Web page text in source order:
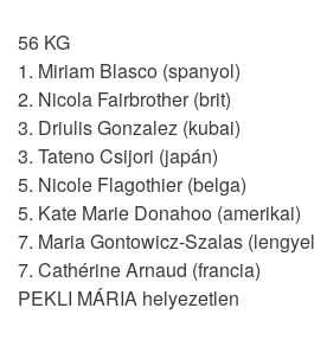
56 KG
1. Miriam Blasco (spanyol)
2. Nicola Fairbrother (brit)
3. Driulis Gonzalez (kubai)
3. Tateno Csijori (japán)
5. Nicole Flagothier (belga)
5. Kate Marie Donahoo (amerikai)
7. Maria Gontowicz-Szalas
7. Cathérine Arnaud (francia)
PEKLI MÁRIA helyezetlen